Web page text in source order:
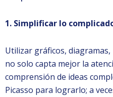
1. Simplificar lo
Utilizar gráficos,
no solo capta mejor la
comprensión de ideas
Picasso para lograrlo; a